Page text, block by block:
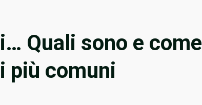
Quali sono e come
più comuni